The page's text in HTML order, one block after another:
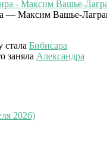
— Максим Вашье-
Бибисара
заняла Александра